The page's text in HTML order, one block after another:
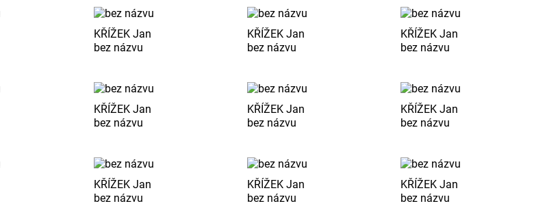
KŘÍŽEK Jan
bez názvu
KŘÍŽEK Jan
bez názvu
KŘÍŽEK Jan
bez názvu
KŘÍŽEK Jan
bez názvu
KŘÍŽEK Jan
bez názvu
KŘÍŽEK Jan
bez názvu
KŘÍŽEK Jan
bez názvu
KŘÍŽEK Jan
bez názvu
KŘÍŽEK Jan
bez názvu